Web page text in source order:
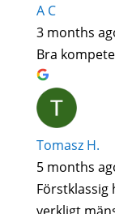
A C
3 months
Bra
Tomasz H.
5 months
Förstklassig
verkligt